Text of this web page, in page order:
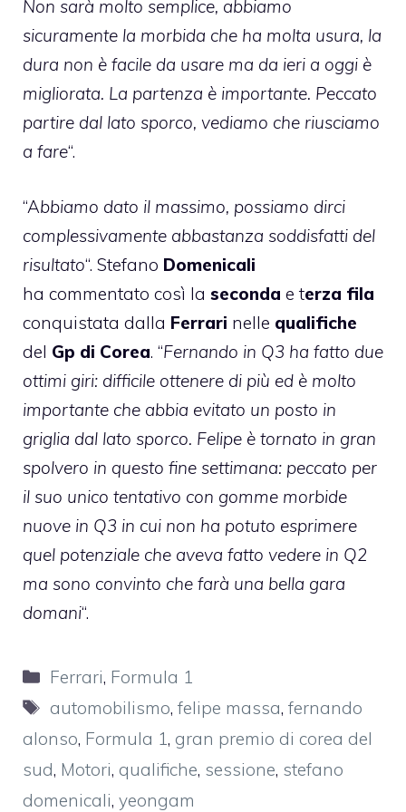
Non sarà molto semplice, abbiamo
sicuramente la morbida che ha molta usura, la
dura non è facile da usare ma da ieri a oggi è
migliorata. La partenza è importante. Peccato
partire dal lato sporco, vediamo che riusciamo
a fare“.
“Abbiamo dato il massimo, possiamo dirci
complessivamente abbastanza soddisfatti del
risultato“. Stefano Domenicali
ha commentato così la seconda e terza fila
conquistata dalla Ferrari nelle qualifiche
del Gp di Corea. “Fernando in Q3 ha fatto due
ottimi giri: difficile ottenere di più ed è molto
importante che abbia evitato un posto in
griglia dal lato sporco. Felipe è tornato in gran
spolvero in questo fine settimana: peccato per
il suo unico tentativo con gomme morbide
nuove in Q3 in cui non ha potuto esprimere
quel potenziale che aveva fatto vedere in Q2
ma sono convinto che farà una bella gara
domani“.
Categorie
Ferrari, Formula 1
Tag
automobilismo,felipe massa,fernando
alonso, Formula 1, gran premio di corea del
sud, Motori, qualifiche, sessione, stefano
domenicali, yeongam